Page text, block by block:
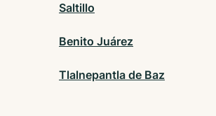
Saltillo
Benito Juárez
Tlalnepantla de Baz